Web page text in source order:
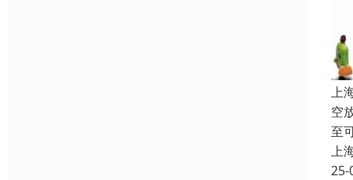
上
空
至
上
25-